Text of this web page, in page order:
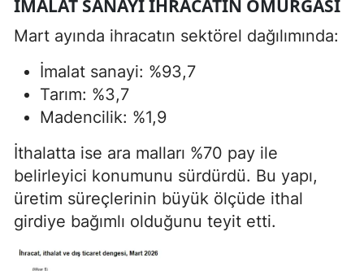
İMALAT SANAYI IHRACATIN OMURGASI
Mart ayında ihracatın sektörel dağılımında:
İmalat sanayi: %93,7
Tarım: %3,7
Madencilik: %1,9
İthalatta ise ara malları %70 pay ile
belirleyici konumunu sürdürdü. Bu yapı,
üretim süreçlerinin büyük ölçüde ithal
girdiye bağımlı olduğunu teyit etti.